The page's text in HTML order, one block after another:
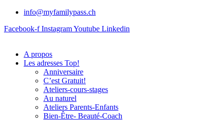
info@myfamilypass.ch
Facebook-f InstagramYoutube Linkedin
A propos
Les adresses Top!
Anniversaire
C’est Gratuit!
Ateliers-cours-stages
Au naturel
Ateliers Parents-Enfants
Bien-Être- Beauté-Coach